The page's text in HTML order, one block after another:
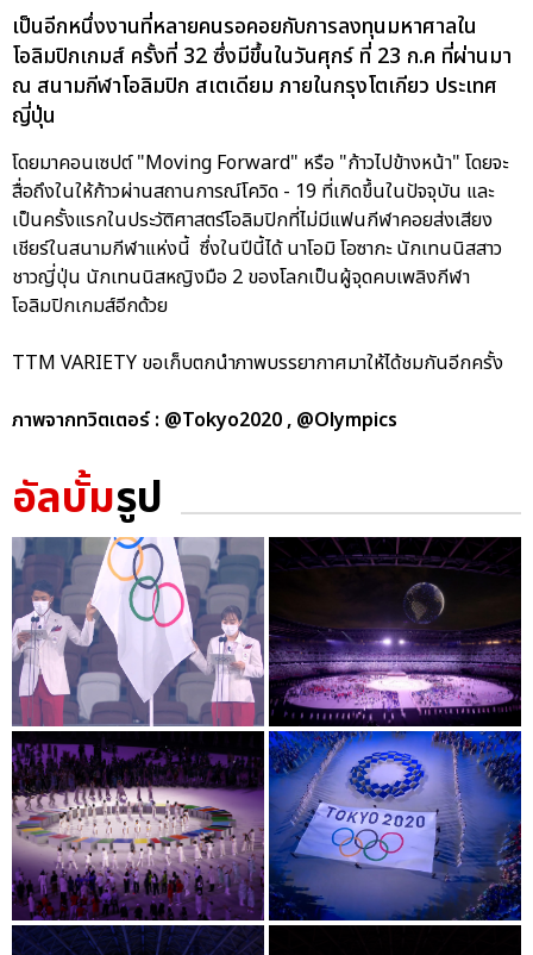
เป็นอีกหนึ่งงานที่หลายคนรอคอยกับการลงทุนมหาศาลใน
โอลิมปิกเกมส์ ครั้งที่ 32 ซึ่งมีขึ้นในวันศุกร์ ที่ 23 ก.ค ที่ผ่านมา
ณ สนามกีฬาโอลิมปิก สเตเดียม ภายในกรุงโตเกียว ประเทศ
ญี่ปุ่น
โดยมาคอนเซปต์ "Moving Forward" หรือ "ก้าวไปข้างหน้า" โดยจะ
สื่อถึงในให้ก้าวผ่านสถานการณ์โควิด - 19 ที่เกิดขึ้นในปัจจุบัน และ
เป็นครั้งแรกในประวัติศาสตร์โอลิมปิกที่ไม่มีแฟนกีฬาคอยส่งเสียง
เชียร์ในสนามกีฬาแห่งนี้ ซึ่งในปีนี้ได้ นาโอมิ โอซากะ นักเทนนิสสาว
ชาวญี่ปุ่น นักเทนนิสหญิงมือ 2 ของโลกเป็นผู้จุดคบเพลิงกีฬา
โอลิมปิกเกมส์อีกด้วย
TTM VARIETY ขอเก็บตกนำภาพบรรยากาศมาให้ได้ชมกันอีกครั้ง
ภาพจากทวิตเตอร์ : @Tokyo2020 , @Olympics
อัลบั้มรูป